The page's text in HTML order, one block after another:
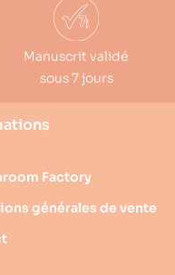
Manuscrit validé
sous 7 jours
Factory
générales de vente